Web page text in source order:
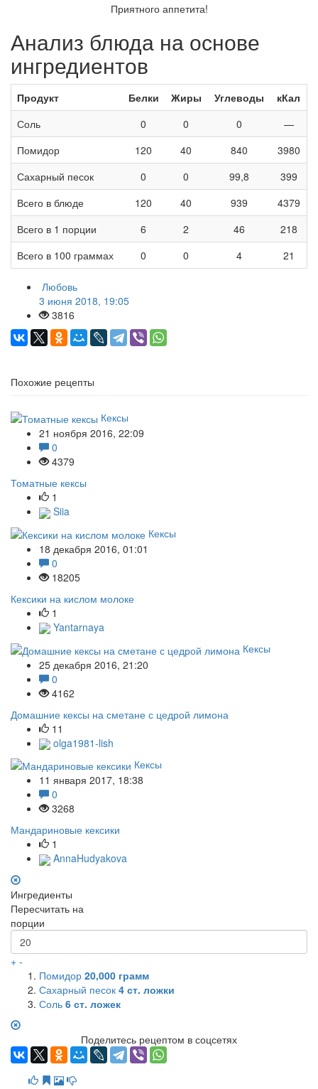
Приятного аппетита!
Анализ блюда на основе
ингредиентов
Продукт Белки Жиры Углеводы
кКал
Соль
0 0 0
—
Помидор
120 40 840
3980
Сахарный песок
0 0 99,8
399
Всего в блюде
120 40 939
4379
Всего в 1 порции
6 2 46
218
Всего в 100 граммах
0 0 4 21
Любовь
3 июня 2018, 19:05
3816
Похожие рецепты
Кексы
21 ноября 2016, 22:09
0
4379
Томатные кексы
1
Siia
Кексы
18 декабря 2016, 01:01
0
18205
Кексики на кислом молоке
1
Yantarnaya
Кексы
25 декабря 2016, 21:20
0
4162
Домашние кексы на сметане с цедрой лимона
11
olga1981-lish
Кексы
11 января 2017, 18:38
0
3268
Мандариновые кексики
1
AnnaHudyakova
Ингредиенты
Пересчитать на
порции
+ -
Помидор 20,000 грамм
Сахарный песок 4 ст. ложки
Соль 6 ст. ложек
Поделитесь рецептом в соцсетях